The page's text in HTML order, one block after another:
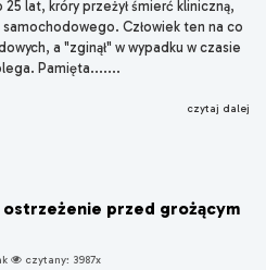
lat, króry przeżył śmierć kliniczną,
Człowiek ten na co
a "zginął" w wypadku w czasie
Pamięta.......
czytaj dalej
ostrzeżenie przed grożącym
czytany: 3987x